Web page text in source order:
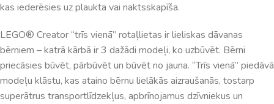
kas iederēsies uz plaukta vai naktsskapīša.
LEGO® Creator “trīs vienā” rotaļlietas ir lieliskas dāvanas
bērniem – katrā kārbā ir 3 dažādi modeļi, ko uzbūvēt. Bērni
priecāsies būvēt, pārbūvēt un būvēt no jauna. “Trīs vienā” piedāvā
modeļu klāstu, kas ataino bērnu lielākās aizraušanās, tostarp
superātrus transportlīdzekļus, apbrīnojamus dzīvniekus un